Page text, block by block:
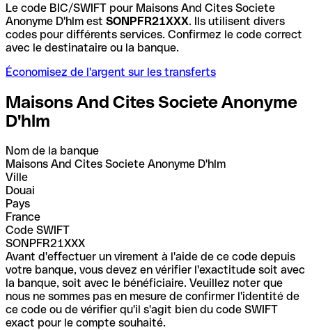
Le code BIC/SWIFT pour Maisons And Cites Societe
Anonyme D'hlm est SONPFR21XXX. Ils utilisent divers
codes pour différents services. Confirmez le code correct
avec le destinataire ou la banque.
Économisez de l'argent sur les transferts
Maisons And Cites Societe Anonyme
D'hlm
Nom de la banque
Maisons And Cites Societe Anonyme D'hlm
Ville
Douai
Pays
France
Code SWIFT
SONPFR21XXX
Avant d'effectuer un virement à l'aide de ce code depuis
votre banque, vous devez en vérifier l'exactitude soit avec
la banque, soit avec le bénéficiaire. Veuillez noter que
nous ne sommes pas en mesure de confirmer l'identité de
ce code ou de vérifier qu'il s'agit bien du code SWIFT
exact pour le compte souhaité.